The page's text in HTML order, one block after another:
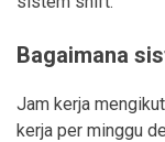
Bagaimana
Jam kerja
kerja per minggu